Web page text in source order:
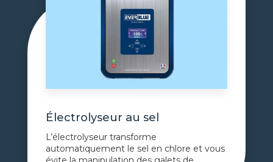
Électrolyseur au sel
L’électrolyseur transforme
automatiquement le sel en chlore et vous